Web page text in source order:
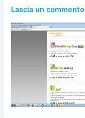
Lascia un commento